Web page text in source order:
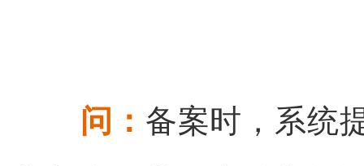
问： 备案时，系统